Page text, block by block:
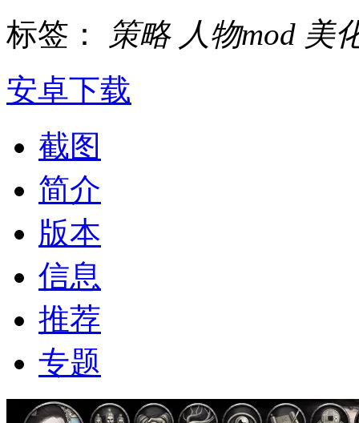
标签：
策略 人物mod 美
安卓下载
截图
简介
版本
信息
推荐
专题